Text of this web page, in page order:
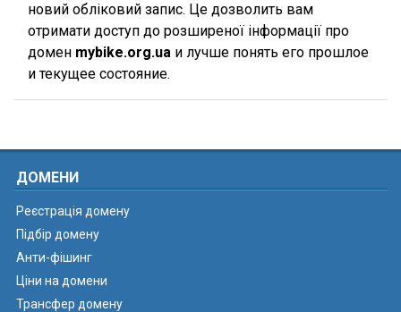
новий обліковий запис. Це дозволить вам
отримати доступ до розширеної інформації про
домен mybike.org.ua и лучше понять его прошлое
и текущее состояние.
ДОМЕНИ
Реєстрація домену
Підбір домену
Анти-фішинг
Ціни на домени
Трансфер домену